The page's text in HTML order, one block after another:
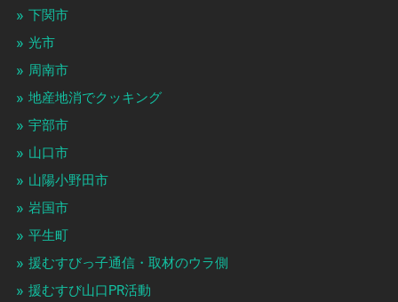
下関市
光市
周南市
地産地消でクッキング
宇部市
山口市
山陽小野田市
岩国市
平生町
援むすびっ子通信・取材のウラ側
援むすび山口PR活動